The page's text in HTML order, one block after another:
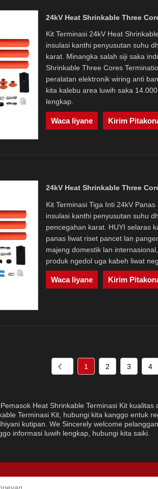
24kV Heat Shrinkable Three
Kit Terminasi 24kV Heat
insulasi kanthi penyusutan suhu
karat. Minangka salah siji saka
Shrinkable Three Cores
peralatan elektronik wiring anti
kita kalebu area luwih saka
lengkap.
Waca liyane Kirim
24kV Heat Shrinkable Three
Kit Terminasi Tiga Inti 24kV
insulasi kanthi penyusutan suhu
pencegahan karat. HUYI selaras
panas liwat riset pancet lan
majeng domestik lan
produk ngedol uga kabeh liwat
Waca liyane Kirim
1 2 3 4
Heat Shrinkable Terminasi Kit
Terminasi Kit, hubungi kita kanggo entuk
kutipan. We Sincerely welcome
informasi luwih lengkap, hubungi kita saiki.